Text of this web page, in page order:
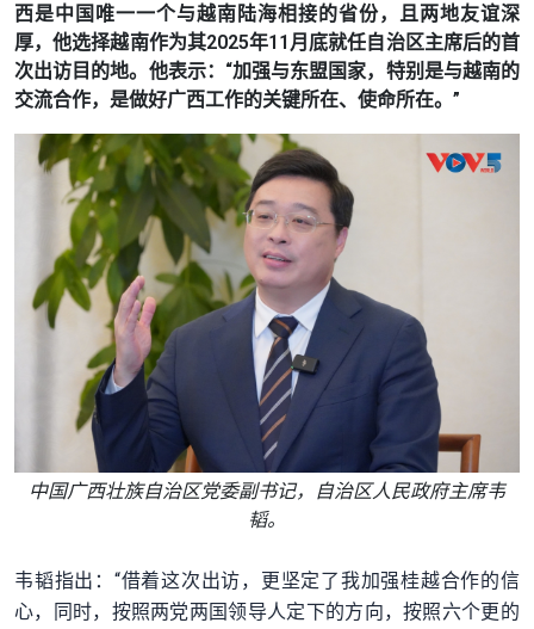
西是中国唯一一个与越南陆海相接的省份，且两地友谊深
厚，他选择越南作为其2025年11月底就任自治区主席后的首
次出访目的地。他表示：“加强与东盟国家，特别是与越南的
交流合作，是做好广西工作的关键所在、使命所在。”
中国广西壮族自治区党委副书记，自治区人民政府主席韦
韬。
韦韬指出：“借着这次出访，更坚定了我加强桂越合作的信
心，同时， 按照两党两国领导人定下的方向，按照六个更的